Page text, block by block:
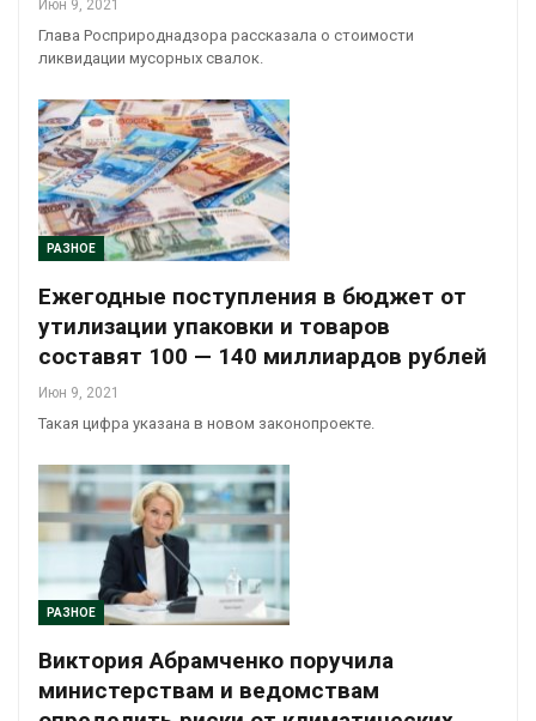
Июн 9, 2021
Глава Росприроднадзора рассказала о стоимости
ликвидации мусорных свалок.
РАЗНОЕ
Ежегодные поступления в бюджет от
утилизации упаковки и товаров
составят 100 — 140 миллиардов рублей
Июн 9, 2021
Такая цифра указана в новом законопроекте.
РАЗНОЕ
Виктория Абрамченко поручила
министерствам и ведомствам